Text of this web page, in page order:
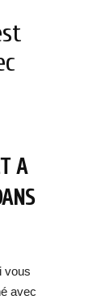
A
vous
avec